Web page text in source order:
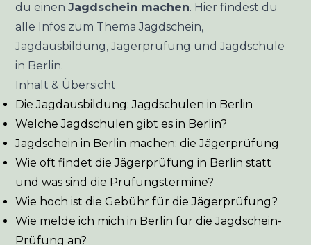
du einen Jagdschein machen. Hier findest du
alle Infos zum Thema Jagdschein,
Jagdausbildung, Jägerprüfung und Jagdschule
in Berlin.
Inhalt & Übersicht
Die Jagdausbildung: Jagdschulen in Berlin
Welche Jagdschulen gibt es in Berlin?
Jagdschein in Berlin machen: die Jägerprüfung
Wie oft findet die Jägerprüfung in Berlin statt
und was sind die Prüfungstermine?
Wie hoch ist die Gebühr für die Jägerprüfung?
Wie melde ich mich in Berlin für die Jagdschein-
Prüfung an?